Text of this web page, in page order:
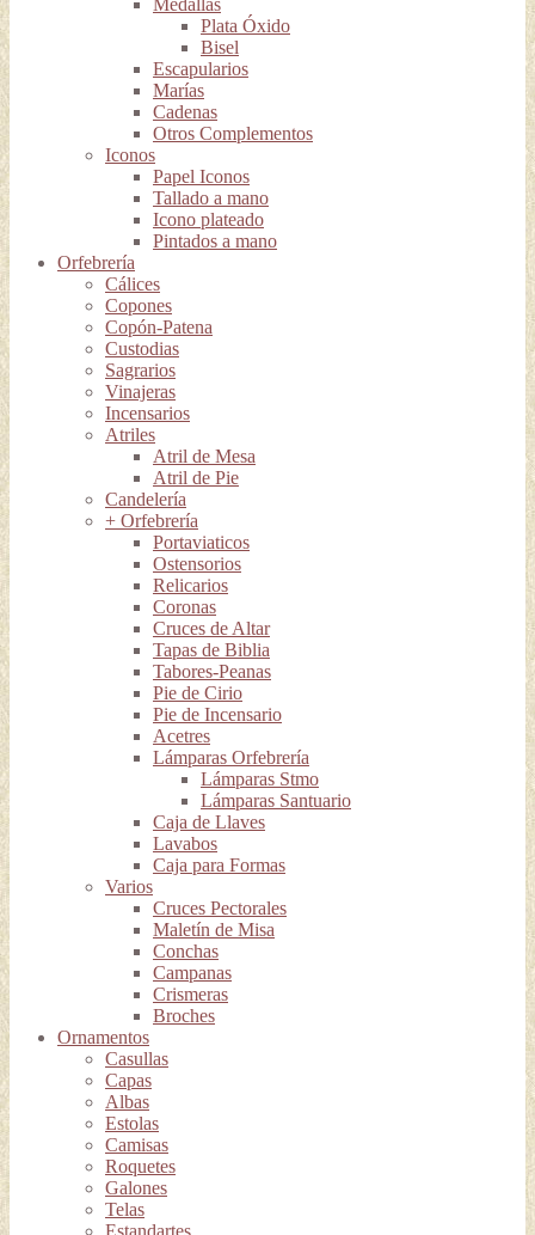
Medallas
Plata Óxido
Bisel
Escapularios
Marías
Cadenas
Otros Complementos
Iconos
Papel Iconos
Tallado a mano
Icono plateado
Pintados a mano
Orfebrería
Cálices
Copones
Copón-Patena
Custodias
Sagrarios
Vinajeras
Incensarios
Atriles
Atril de Mesa
Atril de Pie
Candelería
+ Orfebrería
Portaviaticos
Ostensorios
Relicarios
Coronas
Cruces de Altar
Tapas de Biblia
Tabores-Peanas
Pie de Cirio
Pie de Incensario
Acetres
Lámparas Orfebrería
Lámparas Stmo
Lámparas Santuario
Caja de Llaves
Lavabos
Caja para Formas
Varios
Cruces Pectorales
Maletín de Misa
Conchas
Campanas
Crismeras
Broches
Ornamentos
Casullas
Capas
Albas
Estolas
Camisas
Roquetes
Galones
Telas
Estandartes